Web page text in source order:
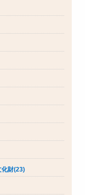
化財(23)